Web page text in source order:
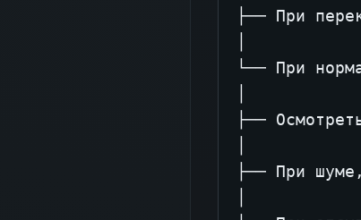
├── При
└── При
├──
├── При